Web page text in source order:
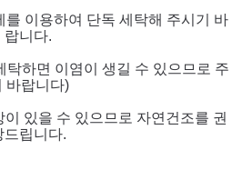
이용하여 단독 세탁해 주시기 바
랍니다.
탁하면 이염이 생길 수 있으므로 주
바랍니다)
이 있을 수 있으므로 자연건조를 권
드립니다.